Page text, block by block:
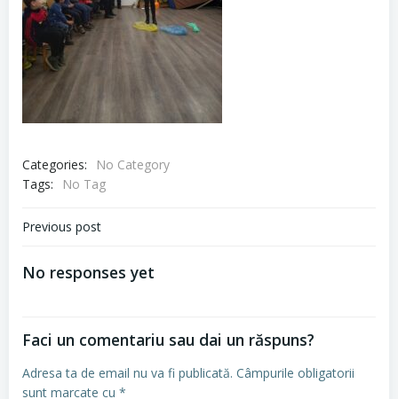
Categories:
No Category
Tags:
No Tag
Navigare
articole
Previous post
No responses yet
Faci un comentariu sau dai un răspuns?
Adresa ta de email nu va fi publicată. Câmpurile obligatorii
sunt marcate cu *